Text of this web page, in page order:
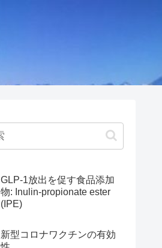
GLP-1放出を促す食品添加
物: Inulin-propionate ester
(IPE)
新型コロナワクチンの有効